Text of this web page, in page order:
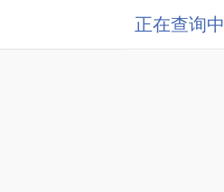
正在查询中